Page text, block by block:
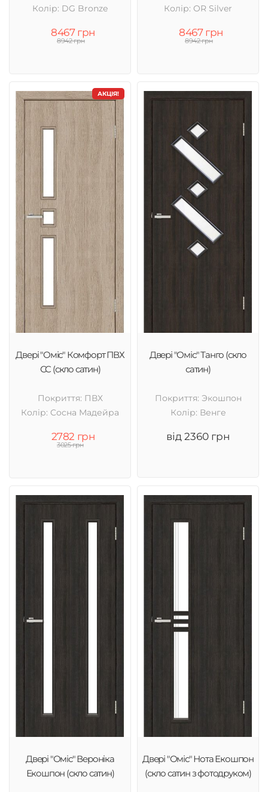
Колір: DG Bronze
8467 грн
8942 грн
Колір: OR Silver
8467 грн
8942 грн
АКЦІЯ!
Двері "Оміс" Комфорт ПВХ
СС (скло сатин)
Покриття: ПВХ
Колір: Cосна Мадейра
2782 грн
3025 грн
Двері "Оміс" Танго (скло
сатин)
Покриття: Экошпон
Колір: Венге
від 2360 грн
Двері "Оміс" Вероніка
Екошпон (скло сатин)
Двері "Оміс" Нота Екошпон
(скло сатин з фотодруком)